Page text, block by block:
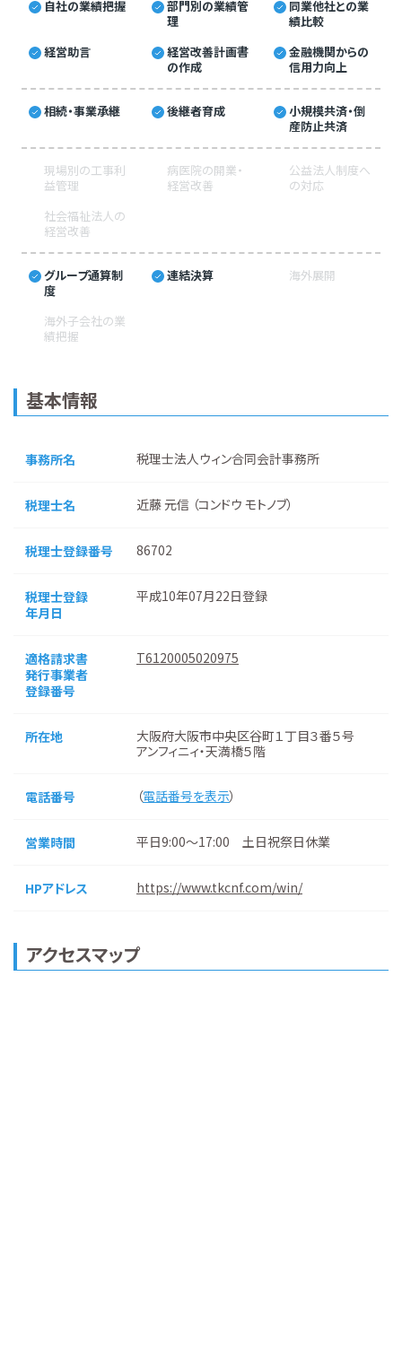
自社の業績把握
部門別の業績管
理
同業他社との業
績比較
経営助言
経営改善計画書
の作成
金融機関からの
信用力向上
相続・事業承継 後継者育成
小規模共済・倒
産防止共済
現場別の工事利
益管理
病医院の開業・
経営改善
公益法人制度へ
の対応
社会福祉法人の
経営改善
グループ通算制
度
連結決算 海外展開
海外子会社の業
績把握
基本情報
事務所名 税理士法人ウィン合同会計事務所
税理士名 近藤 元信 （コンドウ モトノブ）
税理士登録番号 86702
税理士登録
年月日
平成10年07月22日登録
適格請求書
発行事業者
登録番号
T6120005020975
所在地
大阪府大阪市中央区谷町１丁目３番５号
アンフィニィ・天満橋５階
電話番号 （電話番号を表示）
営業時間 平日9:00～17:00 土日祝祭日休業
HPアドレス https://www.tkcnf.com/win/
アクセスマップ